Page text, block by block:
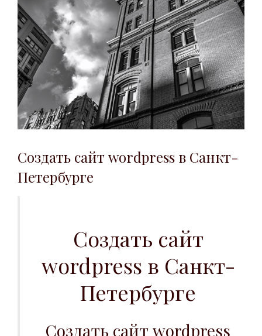
Создать сайт wordpress в Санкт-
Петербурге
Создать сайт
wordpress в Санкт-
Петербурге
Создать сайт wordpress